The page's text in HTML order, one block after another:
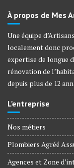
À propos de Mes
Une équipe
localement donc
expertise de longue
rénovation de
depuis plus de 12
L’entreprise
Nos métiers
Plombiers Agréé
Agences et Zone